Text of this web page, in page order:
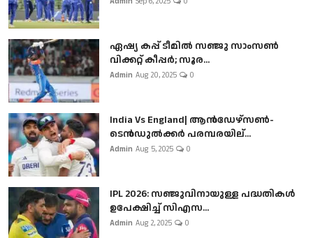
ഏഷ്യ കപ്പ് ടീമിൽ സഞ്ജു സാംസൺ
വിക്കറ്റ് കീപ്പർ; സൂര...
Admin Aug 20, 2025 0
India Vs England| ആൻഡേഴ്സൺ-
ടെൻഡുല്‍ക്കർ പരമ്പരയില്...
Admin Aug 5, 2025 0
IPL 2026: സഞ്ജുവിനായുള്ള പദ്ധതികൾ
ഉപേക്ഷിച്ച് സിഎസ...
Admin Aug 2, 2025 0